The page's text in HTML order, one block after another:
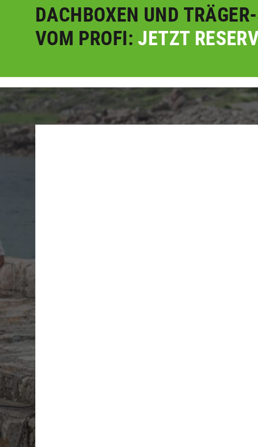
DACHBOXEN UND
VOM PROFI: JETZT